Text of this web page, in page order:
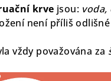
krve jsou:
není příliš
vždy považována za